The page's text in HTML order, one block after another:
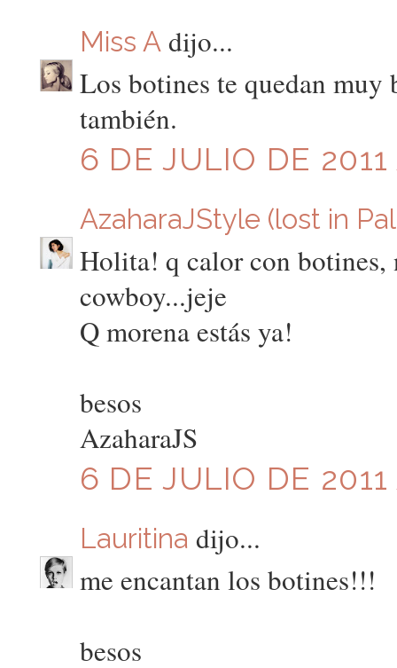
Miss Adijo...
Los botines te quedan muy
también.
6 DE JULIO DE
AzaharaJStyle (lost in
Holita! q calor con botines,
cowboy...jeje
Q morena estás ya!
besos
AzaharaJS
6 DE JULIO DE
Lauritina dijo...
me encantan los botines!!!
besos